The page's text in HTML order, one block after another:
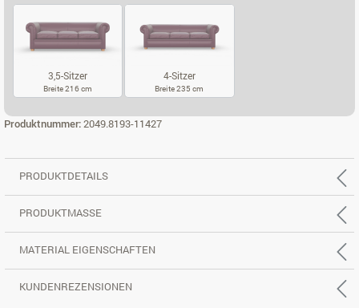
3,5-Sitzer
Breite 216 cm
4-Sitzer
Breite 235 cm
Produktnummer:2049.8193-11427
PRODUKTDETAILS
PRODUKTMASSE
MATERIAL EIGENSCHAFTEN
KUNDENREZENSIONEN